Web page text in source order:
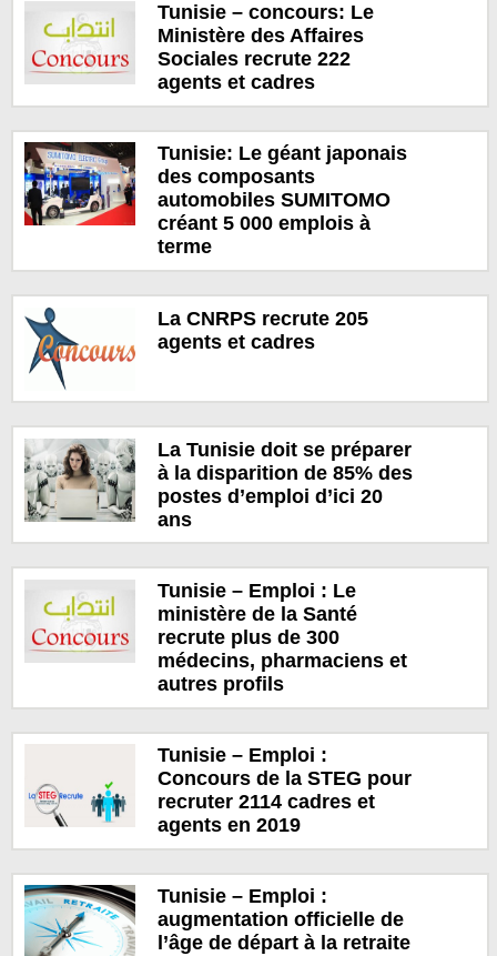
Tunisie – concours: Le
Ministère des Affaires
Sociales recrute 222
agents et cadres
Tunisie: Le géant japonais
des composants
automobiles SUMITOMO
créant 5 000 emplois à
terme
La CNRPS recrute 205
agents et cadres
La Tunisie doit se préparer
à la disparition de 85% des
postes d’emploi d’ici 20
ans
Tunisie – Emploi : Le
ministère de la Santé
recrute plus de 300
médecins, pharmaciens et
autres profils
Tunisie – Emploi :
Concours de la STEG pour
recruter 2114 cadres et
agents en 2019
Tunisie – Emploi :
augmentation officielle de
l’âge de départ à la retraite